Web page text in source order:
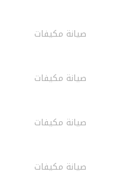
صيانة مكيفات
صيانة مكيفات
صيانة مكيفات
صيانة مكيفات